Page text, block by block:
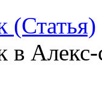
(Статья)
в Алекс-